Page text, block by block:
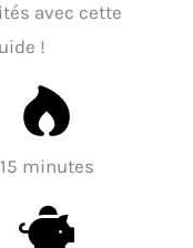
avec cette
!
15 minutes